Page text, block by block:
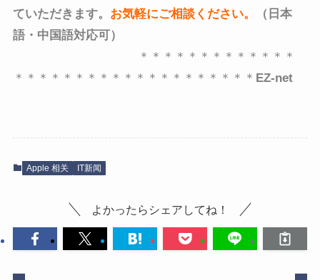
ていただきます。 お気軽にご相談ください。
（日本
語・中国語対応可）
＊＊＊＊＊＊＊＊＊＊＊＊＊
＊＊＊＊＊＊＊＊＊＊＊＊＊＊＊＊＊＊＊＊ EZ-net
Apple 相关 IT新闻
よかったらシェアしてね！